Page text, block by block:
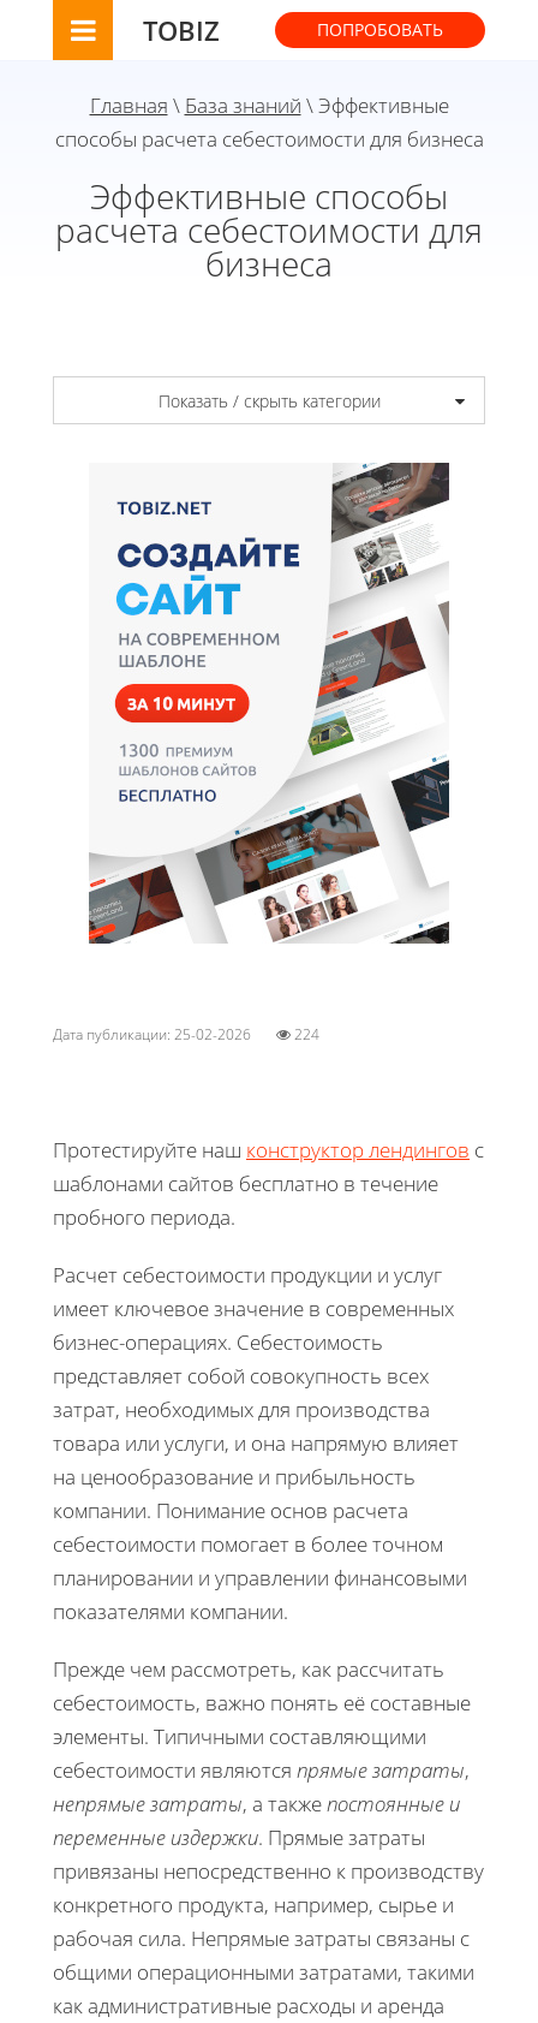
TOBIZ ПОПРОБОВАТЬ
Главная \ База знаний \ Эффективные
способы расчета себестоимости для бизнеса
Эффективные способы
расчета себестоимости для
бизнеса
Показать / скрыть категории
Дата публикации: 25-02-2026 224
Протестируйте наш конструктор лендингов с
шаблонами сайтов бесплатно в течение
пробного периода.
Расчет себестоимости продукции и услуг
имеет ключевое значение в современных
бизнес-операциях. Себестоимость
представляет собой совокупность всех
затрат, необходимых для производства
товара или услуги, и она напрямую влияет
на ценообразование и прибыльность
компании. Понимание основ расчета
себестоимости помогает в более точном
планировании и управлении финансовыми
показателями компании.
Прежде чем рассмотреть, как рассчитать
себестоимость, важно понять её составные
элементы. Типичными составляющими
себестоимости являются прямые затраты,
непрямые затраты, а такжепостоянные и
переменные издержки. Прямые затраты
привязаны непосредственно к производству
конкретного продукта, например, сырье и
рабочая сила. Непрямые затраты связаны с
общими операционными затратами, такими
как административные расходы и аренда